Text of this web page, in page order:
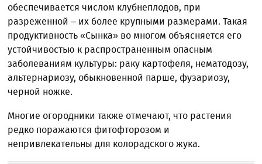
обеспечивается числом клубнеплодов, при
разреженной – их более крупными размерами. Такая
продуктивность «Сынка» во многом объясняется его
устойчивостью к распространенным опасным
заболеваниям культуры: раку картофеля, нематодозу,
альтернариозу, обыкновенной парше, фузариозу,
черной ножке.
Многие огородники также отмечают, что растения
редко поражаются фитофторозом и
непривлекательны для колорадского жука.